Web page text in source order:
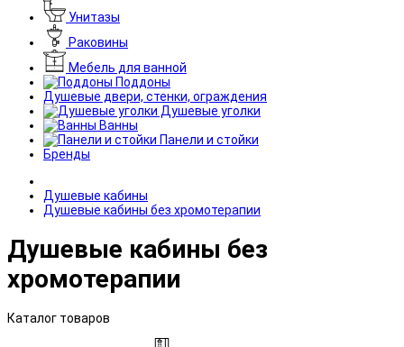
Унитазы
Раковины
Мебель для ванной
Поддоны
Душевые двери, стенки, ограждения
Душевые уголки
Ванны
Панели и стойки
Бренды
Душевые кабины
Душевые кабины без хромотерапии
Душевые кабины без
хромотерапии
Каталог товаров